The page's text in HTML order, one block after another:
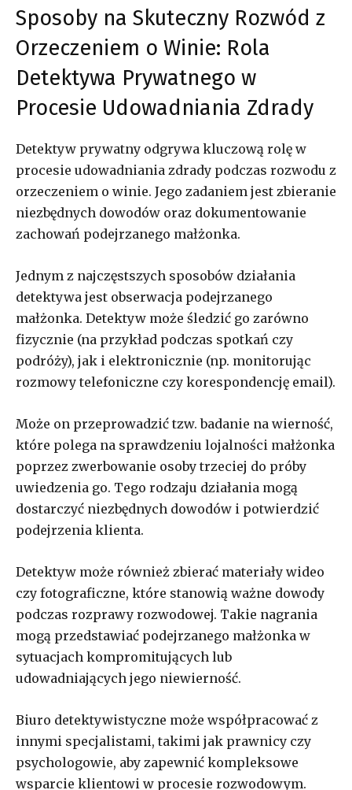
Sposoby na Skuteczny Rozwód z
Orzeczeniem o Winie: Rola
Detektywa Prywatnego w
Procesie Udowadniania Zdrady
Detektyw prywatny odgrywa kluczową rolę w
procesie udowadniania zdrady podczas rozwodu z
orzeczeniem o winie. Jego zadaniem jest zbieranie
niezbędnych dowodów oraz dokumentowanie
zachowań podejrzanego małżonka.
Jednym z najczęstszych sposobów działania
detektywa jest obserwacja podejrzanego
małżonka. Detektyw może śledzić go zarówno
fizycznie (na przykład podczas spotkań czy
podróży), jak i elektronicznie (np. monitorując
rozmowy telefoniczne czy korespondencję email).
Może on przeprowadzić tzw. badanie na wierność,
które polega na sprawdzeniu lojalności małżonka
poprzez zwerbowanie osoby trzeciej do próby
uwiedzenia go. Tego rodzaju działania mogą
dostarczyć niezbędnych dowodów i potwierdzić
podejrzenia klienta.
Detektyw może również zbierać materiały wideo
czy fotograficzne, które stanowią ważne dowody
podczas rozprawy rozwodowej. Takie nagrania
mogą przedstawiać podejrzanego małżonka w
sytuacjach kompromitujących lub
udowadniających jego niewierność.
Biuro detektywistyczne może współpracować z
innymi specjalistami, takimi jak prawnicy czy
psychologowie, aby zapewnić kompleksowe
wsparcie klientowi w procesie rozwodowym.